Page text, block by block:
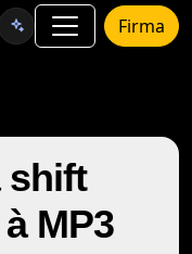
Firma
shift
MP3